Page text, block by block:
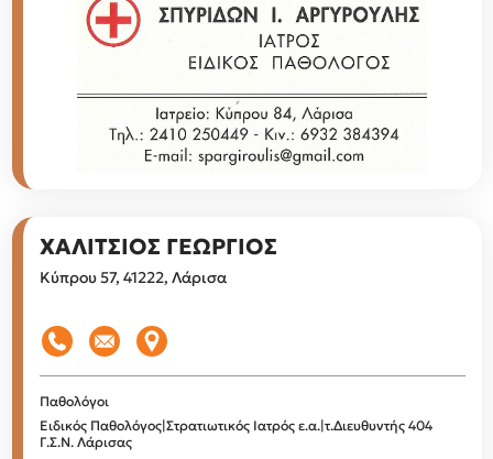
ΧΑΛΙΤΣΙΟΣ ΓΕΩΡΓΙΟΣ
Κύπρου 57, 41222, Λάρισα
Παθολόγοι
Ειδικός Παθολόγος|Στρατιωτικός Ιατρός ε.α.|τ.Διευθυντής 404
Γ.Σ.Ν. Λάρισας